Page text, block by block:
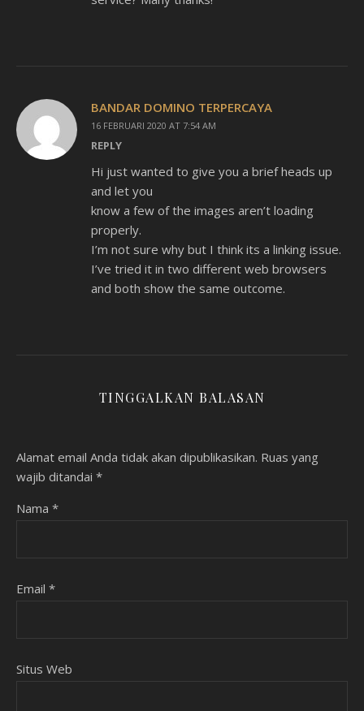
BANDAR DOMINO TERPERCAYA
16 FEBRUARI 2020 AT 7:54 AM
REPLY
Hi just wanted to give you a brief heads up
and let you
know a few of the images aren’t loading
properly.
I’m not sure why but I think its a linking issue.
I’ve tried it in two different web browsers
and both show the same outcome.
TINGGALKAN BALASAN
Alamat email Anda tidak akan dipublikasikan. Ruas yang
wajib ditandai *
Nama *
Email *
Situs Web